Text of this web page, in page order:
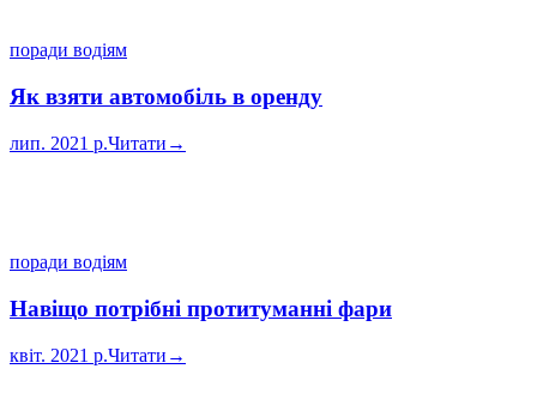
поради водіям
Як взяти автомобіль в оренду
лип. 2021 р.Читати →
поради водіям
Навіщо потрібні протитуманні фари
квіт. 2021 р.Читати →